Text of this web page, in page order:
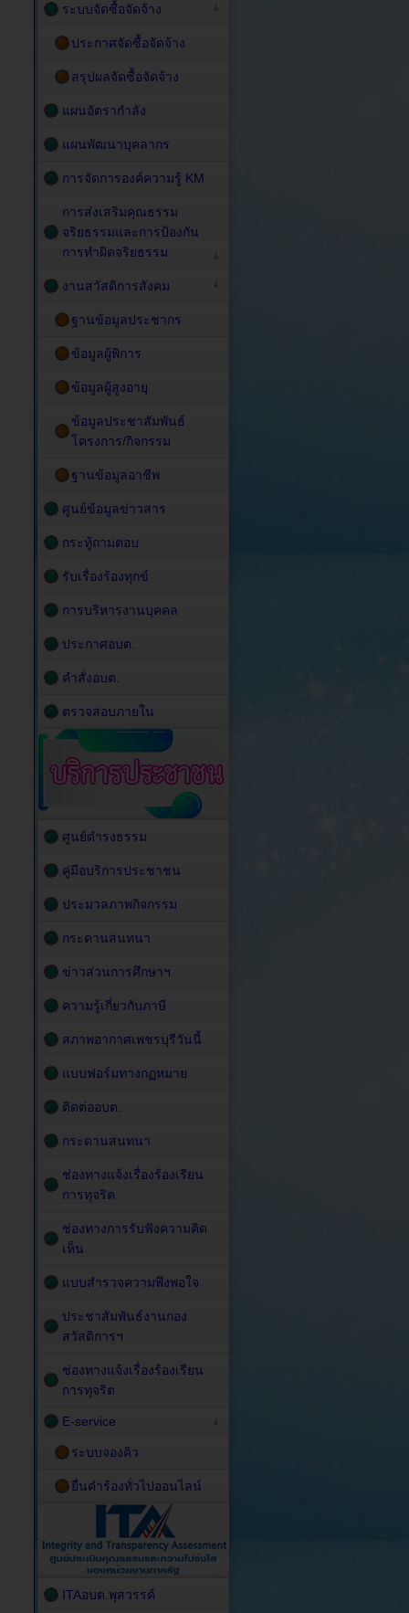
ระบบจัดซื้อจัดจ้าง
ประกาศจัดซื้อจัดจ้าง
สรุปผลจัดซื้อจัดจ้าง
แผนอัตรากำลัง
แผนพัฒนาบุคลากร
การจัดการองค์ความรู้ KM
การส่งเสริมคุณธรรม
จริยธรรมและการป้องกัน
การทำผิดจริยธรรม
งานสวัสดิการสังคม
ฐานข้อมูลประชากร
ข้อมูลผู้พิการ
ข้อมูลผู้สูงอายุ
ข้อมูลประชาสัมพันธ์
โครงการ/กิจกรรม
ฐานข้อมูลอาชีพ
ศูนย์ข้อมูลข่าวสาร
กระทู้ถามตอบ
รับเรื่องร้องทุกข์
การบริหารงานบุคคล
ประกาศอบต.
คำสั่งอบต.
ตรวจสอบภายใน
ศูนย์ดำรงธรรม
คู่มือบริการประชาชน
ประมวลภาพกิจกรรม
กระดานสนทนา
ข่าวส่วนการศึกษาฯ
ความรู้เกี่ยวกับภาษี
สภาพอากาศเพชรบุรีวันนี้
แบบฟอร์มทางกฏหมาย
ติดต่ออบต.
กระดานสนทนา
ช่องทางแจ้งเรื่องร้องเรียน
การทุจริต
ช่องทางการรับฟังความคิด
เห็น
แบบสำรวจความพึงพอใจ
ประชาสัมพันธ์งานกอง
สวัสดิการฯ
ช่องทางแจ้งเรื่องร้องเรียน
การทุจริต
E-service
ระบบจองคิว
ยื่นคำร้องทั่วไปออนไลน์
ITAอบต.พุสวรรค์